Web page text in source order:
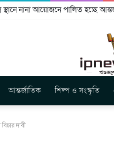
স্বীকৃতি ও ভূমি অধিকার নিশ্চিতের
আন্তর্জাতিক শিল্প ও সংস্কৃতি
দাবী